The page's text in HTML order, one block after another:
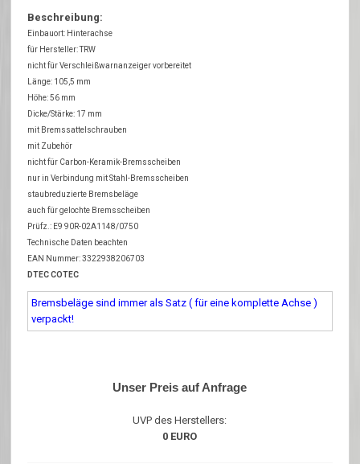
Beschreibung:
Einbauort: Hinterachse
für Hersteller: TRW
nicht für Verschleißwarnanzeiger vorbereitet
Länge: 105,5 mm
Höhe: 56 mm
Dicke/Stärke: 17 mm
mit Bremssattelschrauben
mit Zubehör
nicht für Carbon-Keramik-Bremsscheiben
nur in Verbindung mit Stahl-Bremsscheiben
staubreduzierte Bremsbeläge
auch für gelochte Bremsscheiben
Prüfz.: E9 90R-02A1148/0750
Technische Daten beachten
EAN Nummer: 3322938206703
DTEC COTEC
Bremsbeläge sind immer als Satz ( für eine komplette Achse )
verpackt!
Unser Preis auf Anfrage
UVP des Herstellers:
0 EURO